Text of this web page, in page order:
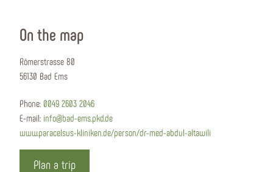
On the map
Römerstrasse 80
56130 Bad Ems
Phone: 0049 2603 2046
E-mail: info@bad-ems.pkd.de
www.paracelsus-kliniken.de/person/dr-med-abdul-altawili
Plan a trip